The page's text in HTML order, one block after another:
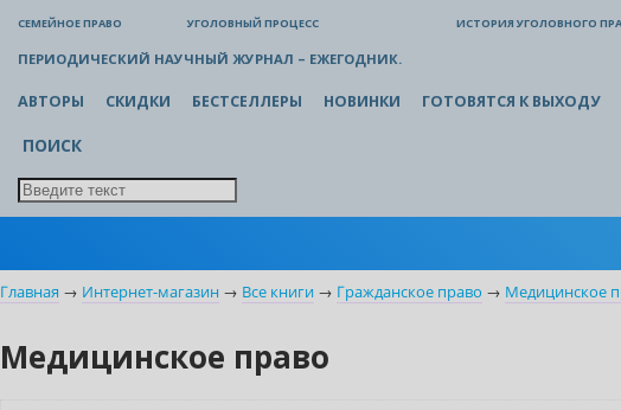
СЕМЕЙНОЕ ПРАВО УГОЛОВНЫЙ ПРОЦЕСС ИСТОРИЯ УГОЛОВНОГО
ПЕРИОДИЧЕСКИЙ НАУЧНЫЙ ЖУРНАЛ – ЕЖЕГОДНИК.
АВТОРЫ СКИДКИ БЕСТСЕЛЛЕРЫ НОВИНКИ ГОТОВЯТСЯ К ВЫХОДУ
ПОИСК
Главная → Интернет-магазин → Все книги → Гражданское право → Медицинское
Медицинское право